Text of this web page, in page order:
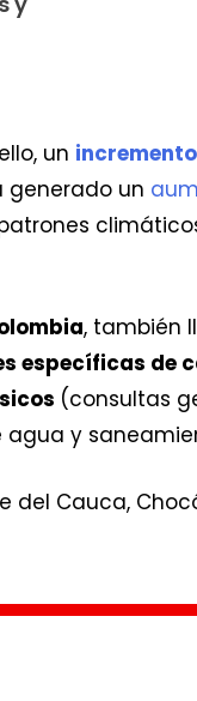
un
generado un
, también
específicas de
(consultas
agua y
del Cauca,